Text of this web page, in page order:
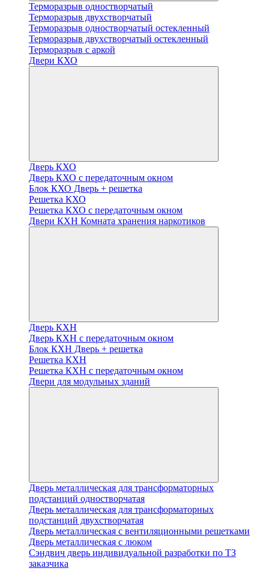
Терморазрыв одностворчатый
Терморазрыв двухстворчатый
Терморазрыв одностворчатый остекленный
Терморазрыв двухстворчатый остекленный
Терморазрыв с аркой
Двери КХО
Дверь КХО
Дверь КХО с передаточным окном
Блок КХО Дверь + решетка
Решетка КХО
Решетка КХО с передаточным окном
Двери КХН Комната хранения наркотиков
Дверь КХН
Дверь КХН с передаточным окном
Блок КХН Дверь + решетка
Решетка КХН
Решетка КХН с передаточным окном
Двери для модульных зданий
Дверь металлическая для трансформаторных
подстанций одностворчатая
Дверь металлическая для трансформаторных
подстанций двухстворчатая
Дверь металлическая с вентиляционными решетками
Дверь металлическая с люком
Cэндвич дверь индивидуальной разработки по ТЗ
заказчика